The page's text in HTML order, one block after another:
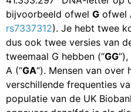
bijvoorbeeld ofwel G ofwel
rs7337312). Je hebt twee
dus ook twee versies van
tweemaal G hebben (“GG
A (“GA“). Mensen van over
verschillende frequenties
populatie van de UK